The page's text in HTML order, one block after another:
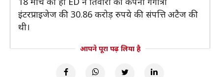
इंटरप्राइजेज की 30.86 करोड़ रुपये की संपत्ति अटैज की
थी।
आपने पूरा पढ़ लिया है